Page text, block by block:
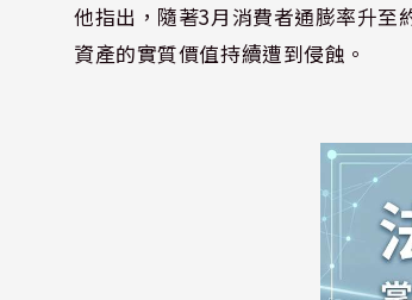
他指出，隨著3月消費者通膨率升至
資產的實質價值持續遭到侵蝕。